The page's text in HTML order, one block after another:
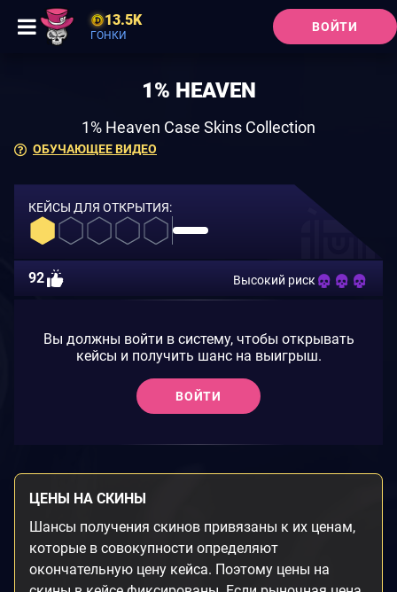
13.5K
ГОНКИ
ВОЙТИ
ОБУЧАЮЩЕЕ ВИДЕО
1% HEAVEN
1% Heaven Case Skins Collection
КЕЙСЫ ДЛЯ ОТКРЫТИЯ:
92 Высокий риск
Вы должны войти в систему, чтобы открывать
кейсы и получить шанс на выигрыш.
ВОЙТИ
ЦЕНЫ НА СКИНЫ
Шансы получения скинов привязаны к их ценам,
которые в совокупности определяют
окончательную цену кейса. Поэтому цены на